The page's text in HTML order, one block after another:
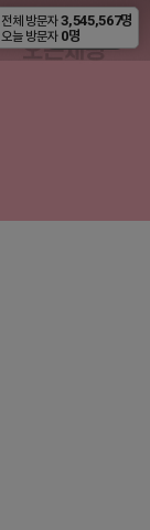
비공개
전체 방문자 3,545,567명
오늘 방문자 0명